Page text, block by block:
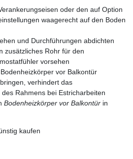
oder den auf Option
waagerecht auf den Boden
und Durchführungen abdichten
zusätzliches Rohr für den
vorsehen
vor Balkontür
verhindert das
Rahmens bei Estricharbeiten
Bodenheizkörper vor Balkontür in
kaufen